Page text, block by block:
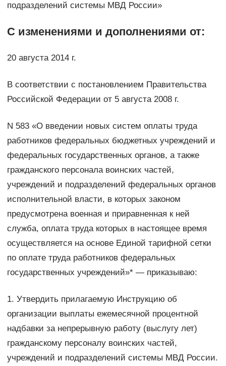
подразделений системы МВД России»
С изменениями и дополнениями от:
20 августа 2014 г.
В соответствии с постановлением Правительства
Российской Федерации от 5 августа 2008 г.
N 583 «О введении новых систем оплаты труда
работников федеральных бюджетных учреждений и
федеральных государственных органов, а также
гражданского персонала воинских частей,
учреждений и подразделений федеральных органов
исполнительной власти, в которых законом
предусмотрена военная и приравненная к ней
служба, оплата труда которых в настоящее время
осуществляется на основе Единой тарифной сетки
по оплате труда работников федеральных
государственных учреждений»* — приказываю:
1. Утвердить прилагаемую Инструкцию об
организации выплаты ежемесячной процентной
надбавки за непрерывную работу (выслугу лет)
гражданскому персоналу воинских частей,
учреждений и подразделений системы МВД России.